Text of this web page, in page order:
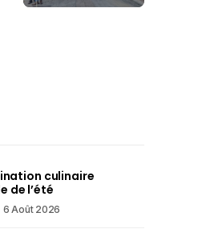
culinaire
de l’été
6 Août 2026